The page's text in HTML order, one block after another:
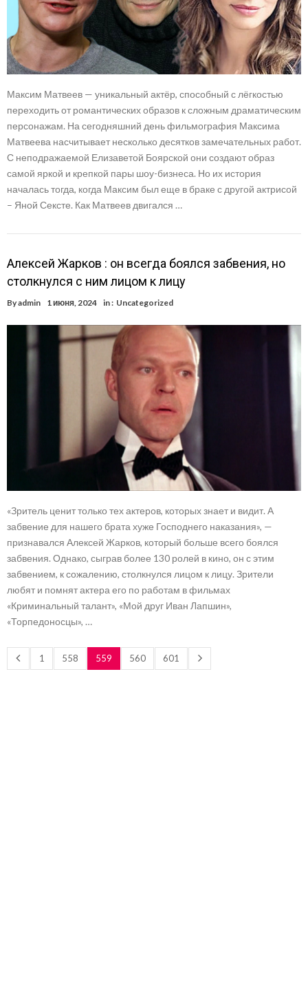
Максим Матвеев — уникальный актёр, способный с лёгкостью
переходить от романтических образов к сложным драматическим
персонажам. На сегодняшний день фильмография Максима
Матвеева насчитывает несколько десятков замечательных работ.
С неподражаемой Елизаветой Боярской они создают образ
самой яркой и крепкой пары шоу-бизнеса. Но их история
началась тогда, когда Максим был еще в браке с другой актрисой
– Яной Сексте. Как Матвеев двигался …
Алексей Жарков : он всегда боялся забвения, но
столкнулся с ним лицом к лицу
Byadmin 1 июня, 2024 in : Uncategorized
«Зритель ценит только тех актеров, которых знает и видит. А
забвение для нашего брата хуже Господнего наказания», —
признавался Алексей Жарков, который больше всего боялся
забвения. Однако, сыграв более 130 ролей в кино, он с этим
забвением, к сожалению, столкнулся лицом к лицу. Зрители
любят и помнят актера его по работам в фильмах
«Криминальный талант», «Мой друг Иван Лапшин»,
«Торпедоносцы», …
1 558 559 560 601